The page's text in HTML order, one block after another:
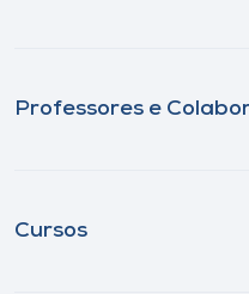
Professores e
Cursos